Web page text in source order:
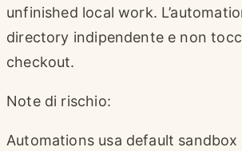
unfinished local work.
directory indipendente e non
checkout.
Note di rischio:
Automations usa default sandbox